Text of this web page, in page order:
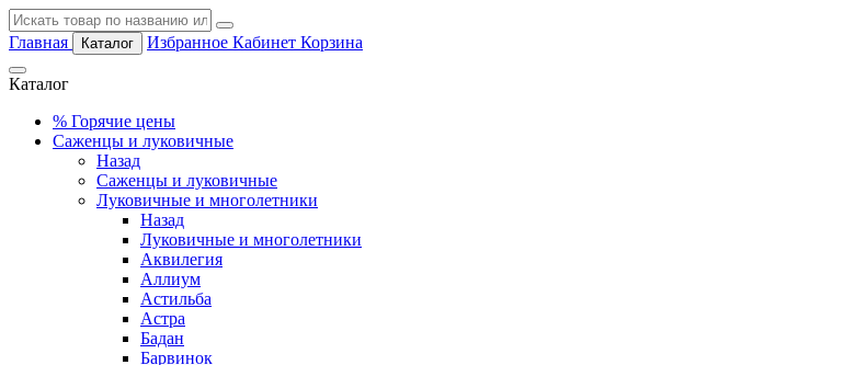
Главная Каталог Избранное Кабинет Корзина
Каталог
% Горячие цены
Саженцы и луковичные
Назад
Саженцы и луковичные
Луковичные и многолетники
Назад
Луковичные и многолетники
Аквилегия
Аллиум
Астильба
Астра
Бадан
Барвинок